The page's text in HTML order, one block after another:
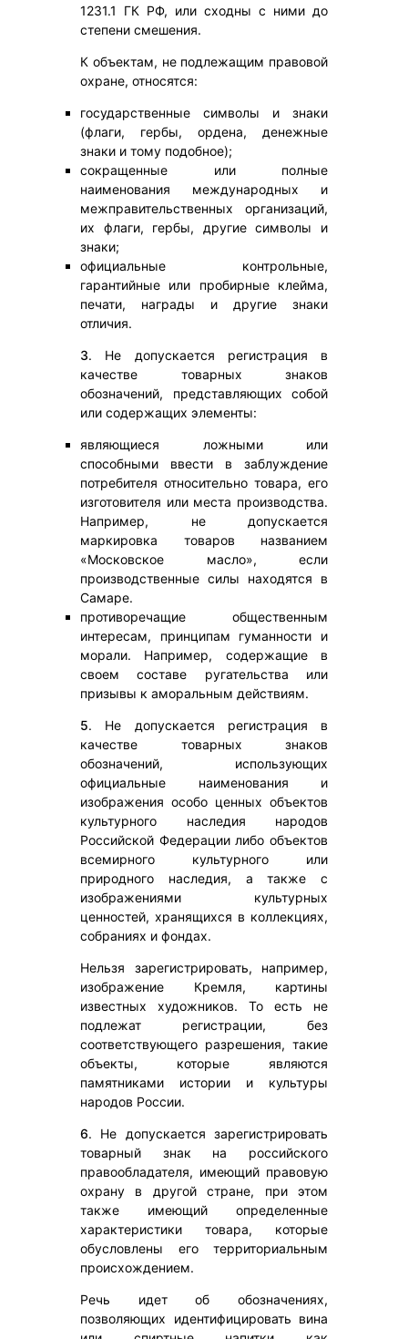
1231.1 ГК РФ, или сходны с ними до
степени смешения.
К объектам, не подлежащим правовой
охране, относятся:
государственные символы и знаки
(флаги, гербы, ордена, денежные
знаки и тому подобное);
сокращенные или полные
наименования международных и
межправительственных организаций,
их флаги, гербы, другие символы и
знаки;
официальные контрольные,
гарантийные или пробирные клейма,
печати, награды и другие знаки
отличия.
3. Не допускается регистрация в
качестве товарных знаков
обозначений, представляющих собой
или содержащих элементы:
являющиеся ложными или
способными ввести в заблуждение
потребителя относительно товара, его
изготовителя или места производства.
Например, не допускается
маркировка товаров названием
«Московское масло», если
производственные силы находятся в
Самаре.
противоречащие общественным
интересам, принципам гуманности и
морали. Например, содержащие в
своем составе ругательства или
призывы к аморальным действиям.
5. Не допускается регистрация в
качестве товарных знаков
обозначений, использующих
официальные наименования и
изображения особо ценных объектов
культурного наследия народов
Российской Федерации либо объектов
всемирного культурного или
природного наследия, а также с
изображениями культурных
ценностей, хранящихся в коллекциях,
собраниях и фондах.
Нельзя зарегистрировать, например,
изображение Кремля, картины
известных художников. То есть не
подлежат регистрации, без
соответствующего разрешения, такие
объекты, которые являются
памятниками истории и культуры
народов России.
6. Не допускается зарегистрировать
товарный знак на российского
правообладателя, имеющий правовую
охрану в другой стране, при этом
также имеющий определенные
характеристики товара, которые
обусловлены его территориальным
происхождением.
Речь идет об обозначениях,
позволяющих идентифицировать вина